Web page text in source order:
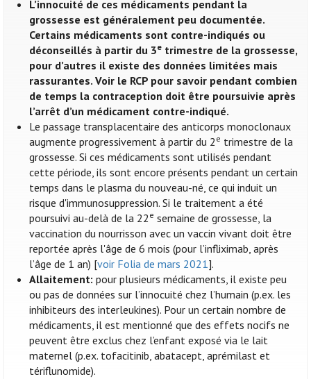
L’innocuité de ces médicaments pendant la
grossesse est généralement peu documentée.
Certains médicaments sont contre-indiqués ou
déconseillés à partir du 3e trimestre de la grossesse,
pour d’autres il existe des données limitées mais
rassurantes. Voir le RCP pour savoir pendant combien
de temps la contraception doit être poursuivie après
l’arrêt d’un médicament contre-indiqué.
Le passage transplacentaire des anticorps monoclonaux
augmente progressivement à partir du 2 e trimestre de la
grossesse. Si ces médicaments sont utilisés pendant
cette période, ils sont encore présents pendant un certain
temps dans le plasma du nouveau-né, ce qui induit un
risque d'immunosuppression. Si le traitement a été
poursuivi au-delà de la 22 e semaine de grossesse, la
vaccination du nourrisson avec un vaccin vivant doit être
reportée après l'âge de 6 mois (pour l’infliximab, après
l’âge de 1 an) [voir Folia de mars 2021].
Allaitement: pour plusieurs médicaments, il existe peu
ou pas de données sur l’innocuité chez l’humain (p.ex. les
inhibiteurs des interleukines). Pour un certain nombre de
médicaments, il est mentionné que des effets nocifs ne
peuvent être exclus chez l’enfant exposé via le lait
maternel (p.ex. tofacitinib, abatacept, aprémilast et
tériflunomide).